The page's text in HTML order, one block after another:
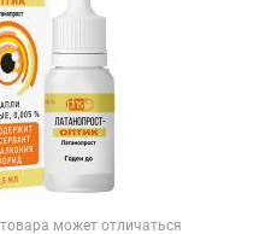
может отличаться